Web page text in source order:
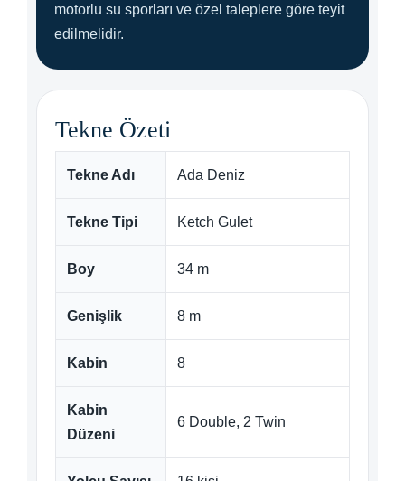
motorlu su sporları ve özel taleplere göre teyit
edilmelidir.
Tekne Özeti
Tekne Adı Ada Deniz
Tekne Tipi Ketch Gulet
Boy 34 m
Genişlik 8 m
Kabin 8
Kabin
Düzeni
6 Double, 2 Twin